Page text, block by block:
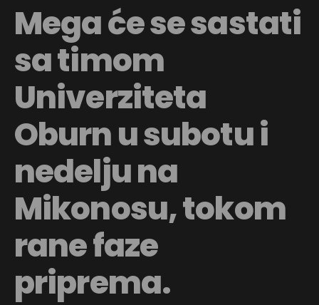
Mega će se sastati
sa timom
Univerziteta
Oburn u subotu i
nedelju na
Mikonosu, tokom
rane faze
priprema.